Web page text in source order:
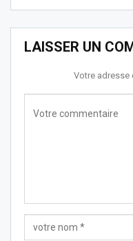
LAISSER UN
Votre adresse